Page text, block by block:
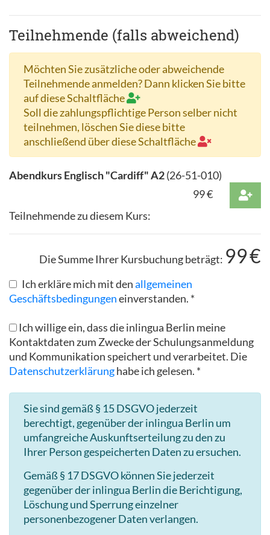
Teilnehmende (falls abweichend)
Möchten Sie zusätzliche oder abweichende
Teilnehmende anmelden? Dann klicken Sie bitte
auf diese Schaltfläche
Soll die zahlungspflichtige Person selber nicht
teilnehmen, löschen Sie diese bitte
anschließend über diese Schaltfläche
Abendkurs Englisch "Cardiff" A2(26-51-010)
99€
Teilnehmende zu diesem Kurs:
Die Summe Ihrer Kursbuchung beträgt: 99€
Ich erkläre mich mit denallgemeinen
Geschäftsbedingungeneinverstanden. *
Ich willige ein, dass die inlingua Berlin meine
Kontaktdaten zum Zwecke der Schulungsanmeldung
und Kommunikation speichert und verarbeitet. Die
Datenschutzerklärunghabe ich gelesen. *
Sie sind gemäß § 15 DSGVO jederzeit
berechtigt, gegenüber der inlingua Berlin um
umfangreiche Auskunftserteilung zu den zu
Ihrer Person gespeicherten Daten zu ersuchen.
Gemäß § 17 DSGVO können Sie jederzeit
gegenüber der inlingua Berlin die Berichtigung,
Löschung und Sperrung einzelner
personenbezogener Daten verlangen.